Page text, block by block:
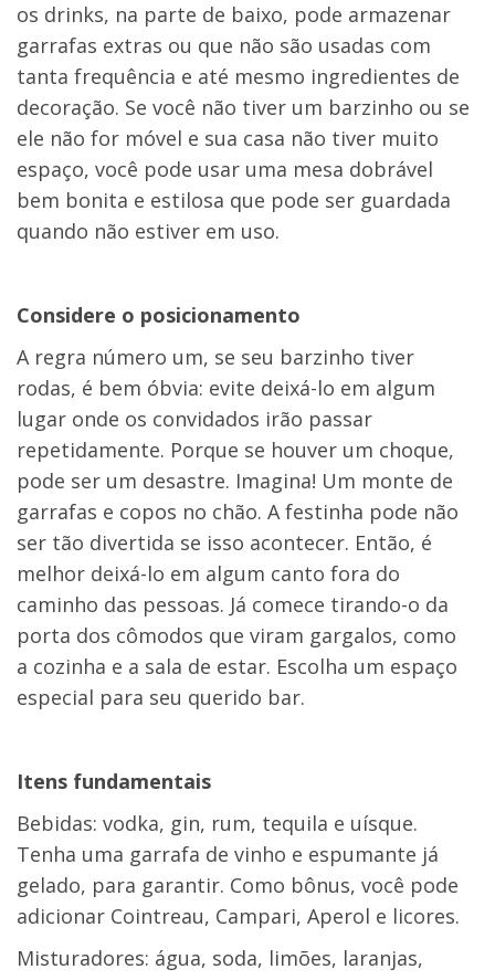
os drinks, na parte de baixo, pode armazenar
garrafas extras ou que não são usadas com
tanta frequência e até mesmo ingredientes de
decoração. Se você não tiver um barzinho ou se
ele não for móvel e sua casa não tiver muito
espaço, você pode usar uma mesa dobrável
bem bonita e estilosa que pode ser guardada
quando não estiver em uso.
Considere o posicionamento
A regra número um, se seu barzinho tiver
rodas, é bem óbvia: evite deixá-lo em algum
lugar onde os convidados irão passar
repetidamente. Porque se houver um choque,
pode ser um desastre. Imagina! Um monte de
garrafas e copos no chão. A festinha pode não
ser tão divertida se isso acontecer. Então, é
melhor deixá-lo em algum canto fora do
caminho das pessoas. Já comece tirando-o da
porta dos cômodos que viram gargalos, como
a cozinha e a sala de estar. Escolha um espaço
especial para seu querido bar.
Itens fundamentais
Bebidas: vodka, gin, rum, tequila e uísque.
Tenha uma garrafa de vinho e espumante já
gelado, para garantir. Como bônus, você pode
adicionar Cointreau, Campari, Aperol e licores.
Misturadores: água, soda, limões, laranjas,